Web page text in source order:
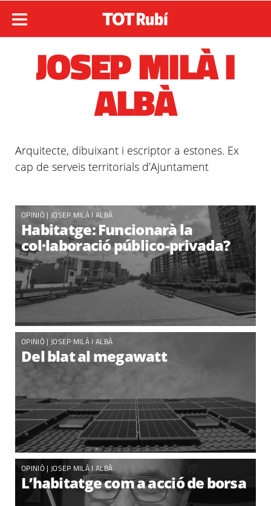
JOSEP MILÀ I
ALBÀ
Arquitecte, dibuixant i escriptor a estones. Ex
cap de serveis territorials d’Ajuntament
OPINIÓ | JOSEP MILÀ I ALBÀ
Habitatge: Funcionarà la
col·laboració público-privada?
OPINIÓ | JOSEP MILÀ I ALBÀ
Del blat al megawatt
OPINIÓ | JOSEP MILÀ I ALBÀ
L’habitatge com a acció de borsa